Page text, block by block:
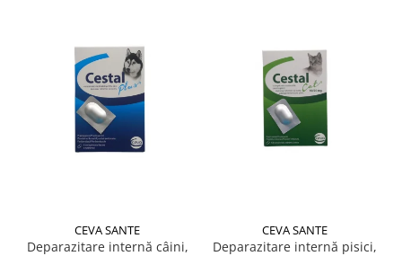
CEVA SANTE
Deparazitare internă câini,
CEVA SANTE
Deparazitare internă pisici,